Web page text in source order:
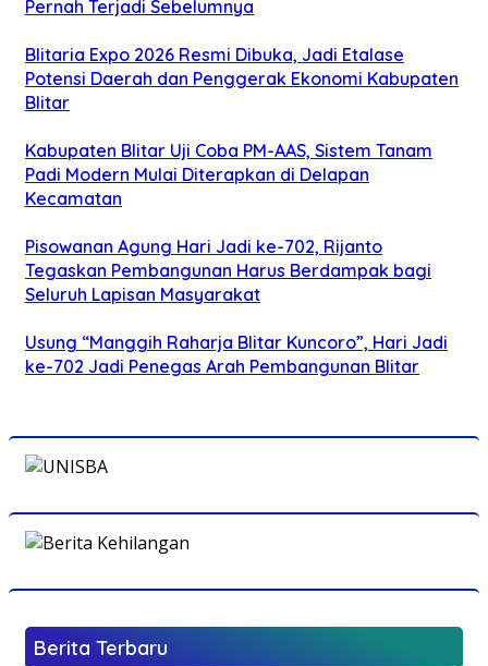
Pernah Terjadi Sebelumnya
Blitaria Expo 2026 Resmi Dibuka, Jadi Etalase
Potensi Daerah dan Penggerak Ekonomi Kabupaten
Blitar
Kabupaten Blitar Uji Coba PM-AAS, Sistem Tanam
Padi Modern Mulai Diterapkan di Delapan
Kecamatan
Pisowanan Agung Hari Jadi ke-702, Rijanto
Tegaskan Pembangunan Harus Berdampak bagi
Seluruh Lapisan Masyarakat
Usung “Manggih Raharja Blitar Kuncoro”, Hari Jadi
ke-702 Jadi Penegas Arah Pembangunan Blitar
Berita Terbaru